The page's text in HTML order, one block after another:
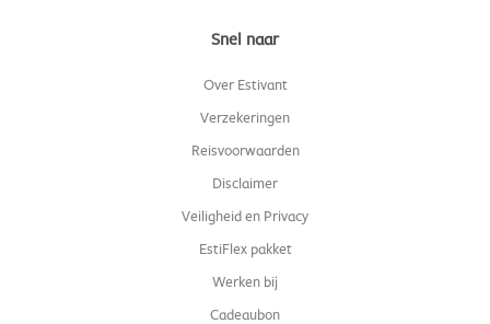
Snel naar
Over Estivant
Verzekeringen
Reisvoorwaarden
Disclaimer
Veiligheid en Privacy
EstiFlex pakket
Werken bij
Cadeaubon